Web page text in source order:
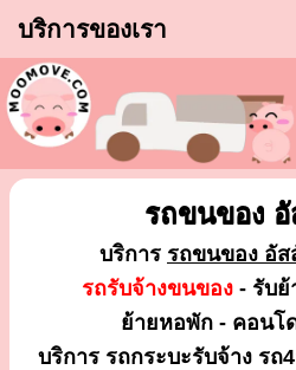
บริการของเรา
รถขนของ
บริการ รถขนของ อั
รถรับจ้างขนของ - รับย้
ย้ายหอพัก - คอนโ
บริการ รถกระบะรับจ้าง รถ